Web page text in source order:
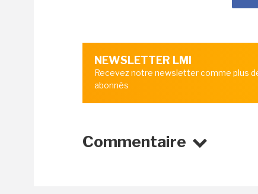
NEWSLETTER LMI
Recevez notre newsletter comme plus
abonnés
Commentaire